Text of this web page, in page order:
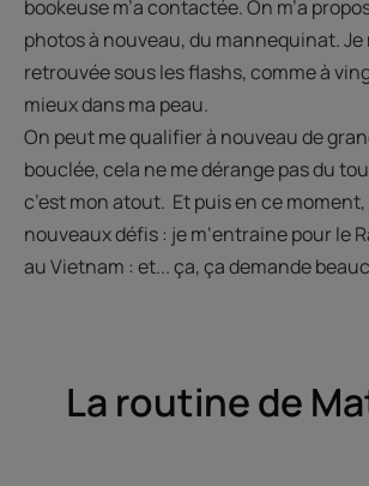
bookeuse m’a contactée. On m’a
photos à nouveau, du mannequinat. Je
retrouvée sous les flashs, comme à
mieux dans ma peau.
On peut me qualifier à nouveau de
bouclée, cela ne me dérange pas du
c’est mon atout. Et puis en ce
nouveaux défis : je m‘entraine pour le
au Vietnam : et... ça, ça demande
La routine de